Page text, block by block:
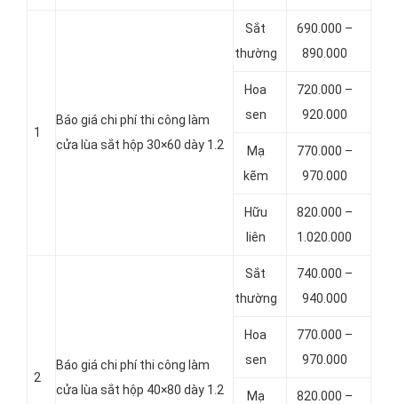
1
Báo giá chi phí thi công làm
cửa lùa sắt hộp 30×60 dày 1.2
Sắt
thường
690.000 –
890.000
Hoa
sen
720.000 –
920.000
Mạ
kẽm
770.000 –
970.000
Hữu
liên
820.000 –
1.020.000
2
Báo giá chi phí thi công làm
cửa lùa sắt hộp 40×80 dày 1.2
Sắt
thường
740.000 –
940.000
Hoa
sen
770.000 –
970.000
Mạ
820.000 –